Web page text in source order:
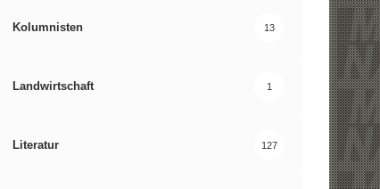
Kolumnisten 13
Landwirtschaft 1
Literatur 127